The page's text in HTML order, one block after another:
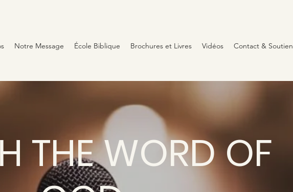
Notre Message École Biblique Brochures et Livres Vidéos Contact & Soutien
THE WORD OF